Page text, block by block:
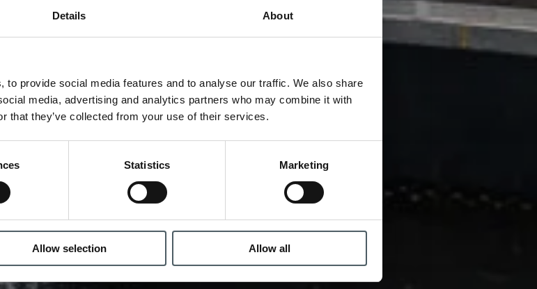
Details About
to provide social media features and to analyse our traffic. We also share
media, advertising and analytics partners who may combine it with
that they’ve collected from your use of their services.
Statistics Marketing
Allow selection Allow all